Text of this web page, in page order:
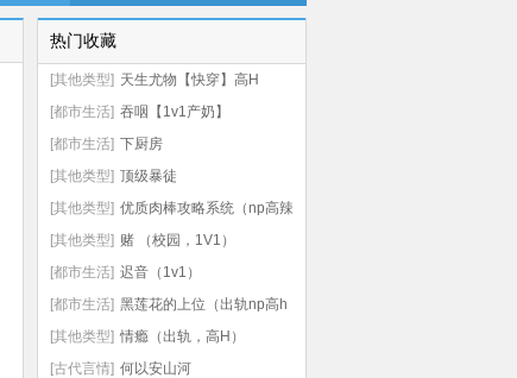
热门收藏
[其他类型] 天生尤物【快穿】高H
[都市生活] 吞咽【1v1产奶】
[都市生活] 下厨房
[其他类型] 顶级暴徒
[其他类型] 优质肉棒攻略系统（np高辣
文）
[其他类型] 赌 （校园，1V1）
[都市生活] 迟音（1v1）
[都市生活] 黑莲花的上位（出轨np高h
虐男）
[其他类型] 情瘾（出轨，高H）
[古代言情] 何以安山河